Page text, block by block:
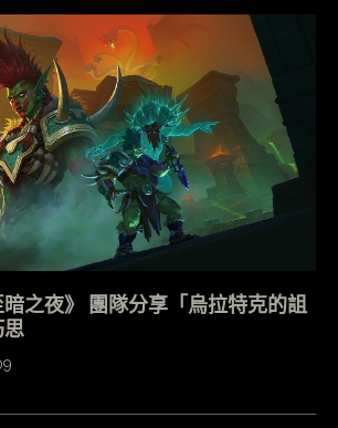
暗之夜》 團隊分享「烏拉特克的詛
思